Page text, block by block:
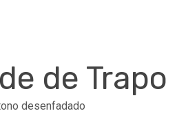
de Trapo
desenfadado